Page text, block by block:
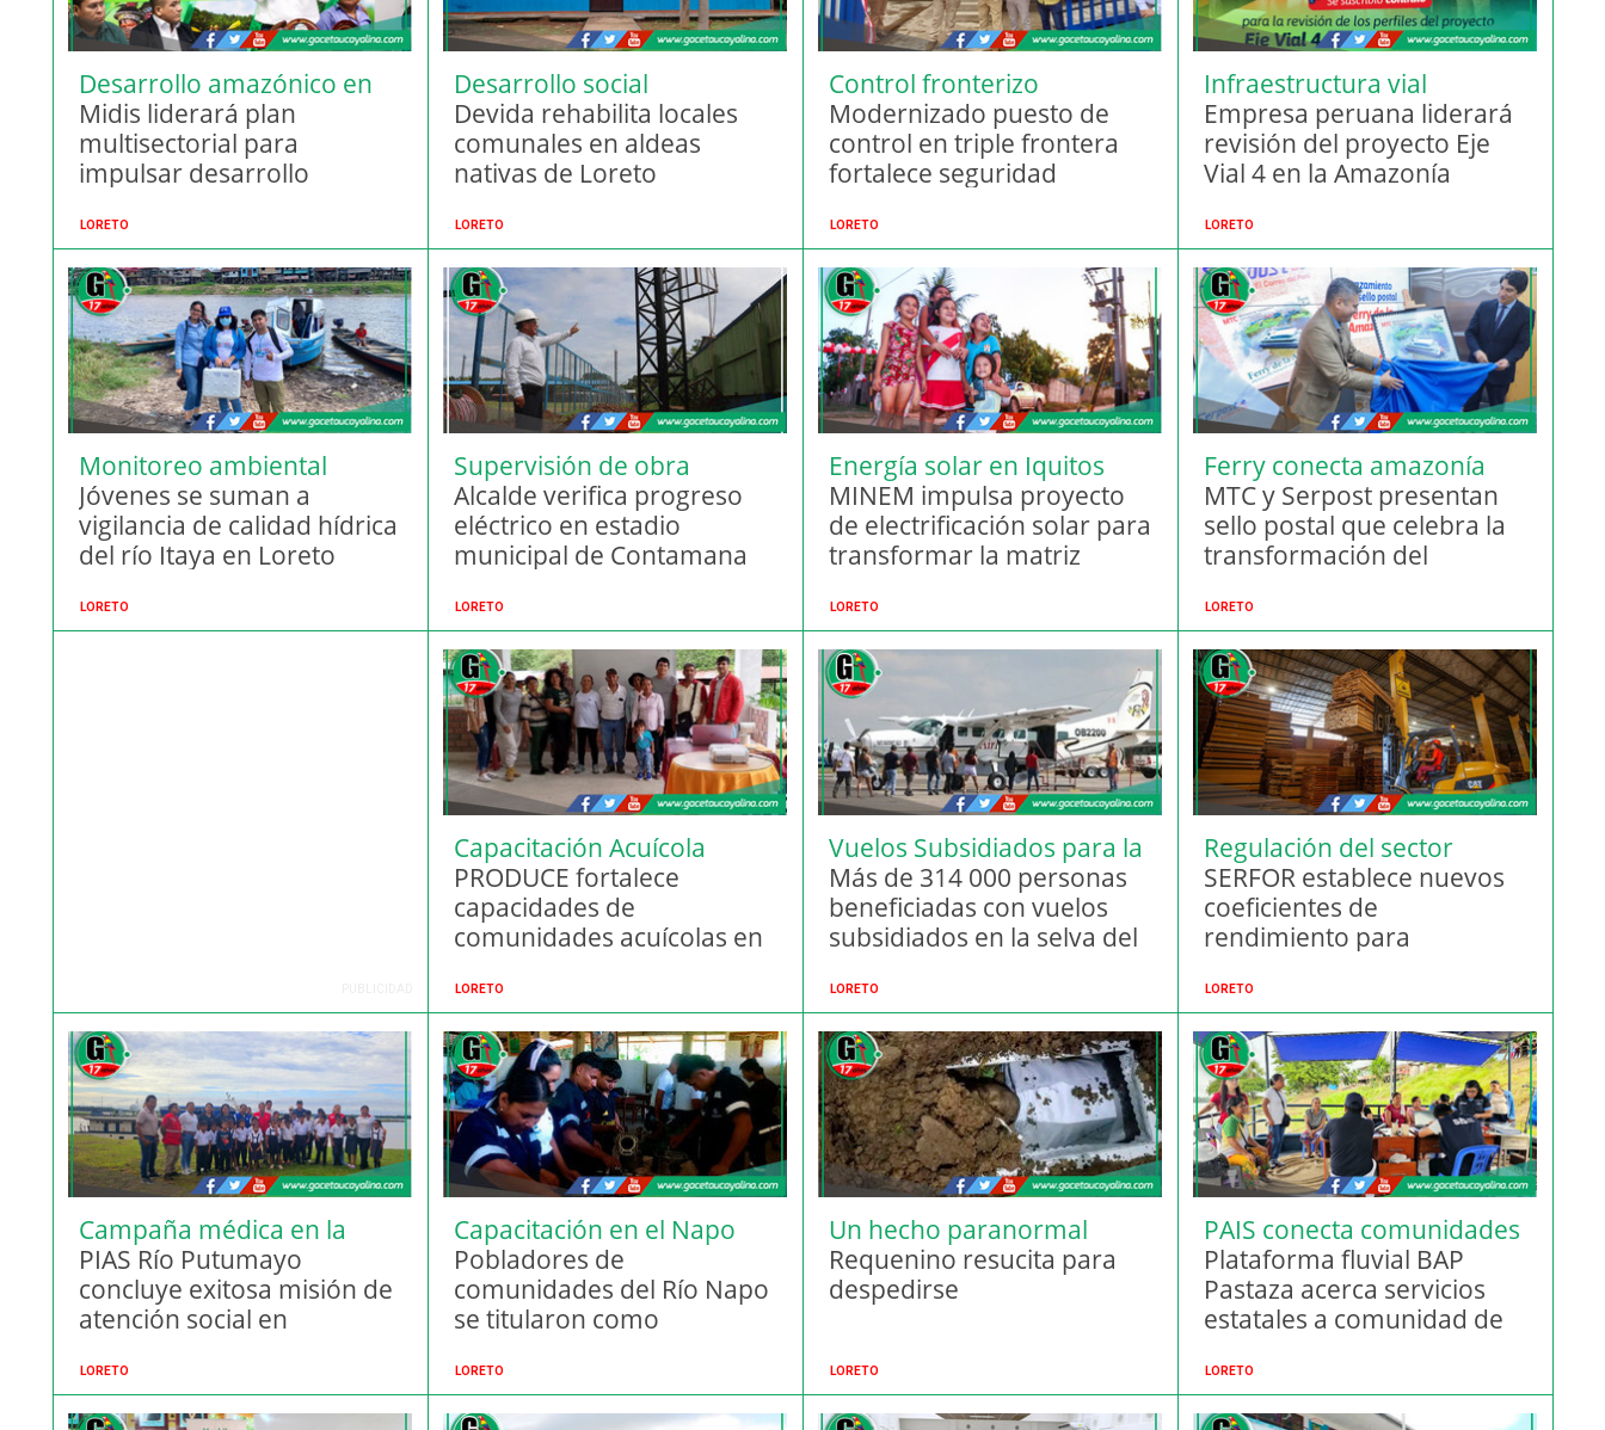
Desarrollo amazónico en
Loreto
Midis liderará plan
multisectorial para
impulsar desarrollo
LORETO
Desarrollo social
amazónico
Devida rehabilita locales
comunales en aldeas
nativas de Loreto
LORETO
Control fronterizo
amazónico
Modernizado puesto de
control en triple frontera
fortalece seguridad
LORETO
Infraestructura vial
amazónica
Empresa peruana liderará
revisión del proyecto Eje
Vial 4 en la Amazonía
LORETO
Monitoreo ambiental
participativo
Jóvenes se suman a
vigilancia de calidad hídrica
del río Itaya en Loreto
LORETO
Supervisión de obra
eléctrica
Alcalde verifica progreso
eléctrico en estadio
municipal de Contamana
LORETO
Energía solar en Iquitos
MINEM impulsa proyecto
de electrificación solar para
transformar la matriz
LORETO
Ferry conecta amazonía
MTC y Serpost presentan
sello postal que celebra la
transformación del
LORETO
Capacitación Acuícola
Amazónica
PRODUCE fortalece
capacidades de
comunidades acuícolas en
LORETO
Vuelos Subsidiados para la
Selva.
Más de 314 000 personas
beneficiadas con vuelos
subsidiados en la selva del
LORETO
Regulación del sector
maderero
SERFOR establece nuevos
coeficientes de
rendimiento para
en Perú
LORETO
Campaña médica en la
Amazonía
PIAS Río Putumayo
concluye exitosa misión de
atención social en
LORETO
Capacitación en el Napo
Pobladores de
comunidades del Río Napo
se titularon como
LORETO
Un hecho paranormal
Requenino resucita para
despedirse
LORETO
PAIS conecta comunidades
Plataforma fluvial BAP
Pastaza acerca servicios
estatales a comunidad de
LORETO